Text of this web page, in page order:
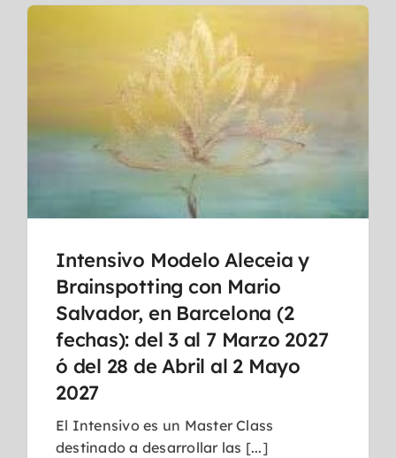
Intensivo Modelo Aleceia y
Brainspotting con Mario
Salvador, en Barcelona (2
fechas): del 3 al 7 Marzo 2027
ó del 28 de Abril al 2 Mayo
2027
El Intensivo es un Master Class
destinado a desarrollar las [...]